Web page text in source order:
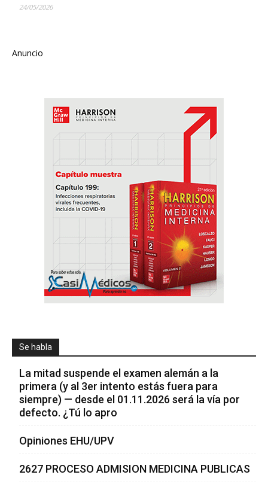
24/05/2026
Anuncio
Se habla
La mitad suspende el examen alemán a la
primera (y al 3er intento estás fuera para
siempre) — desde el 01.11.2026 será la vía por
defecto. ¿Tú lo apro
Opiniones EHU/UPV
2627 PROCESO ADMISION MEDICINA PUBLICAS